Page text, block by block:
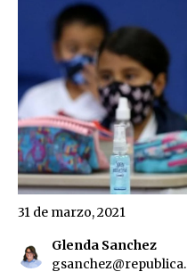
Glenda Sanchez
31 de marzo, 2021